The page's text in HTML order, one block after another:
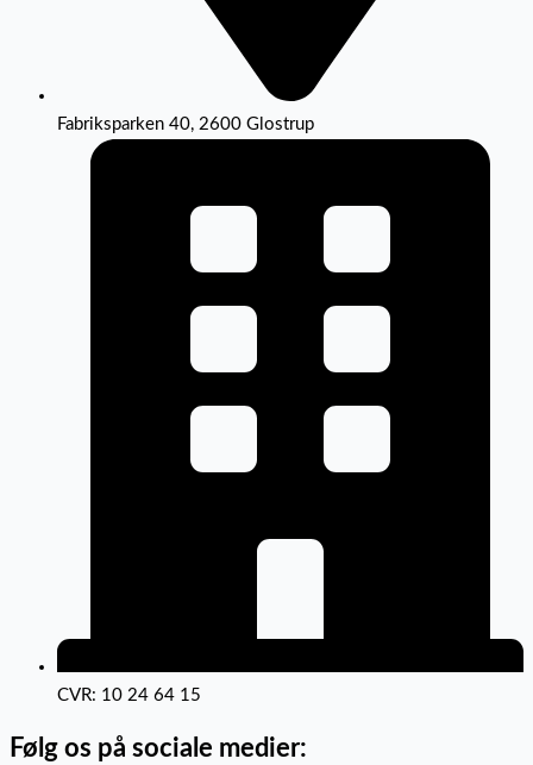
Fabriksparken 40, 2600 Glostrup
CVR: 10 24 64 15
Følg os på sociale medier: